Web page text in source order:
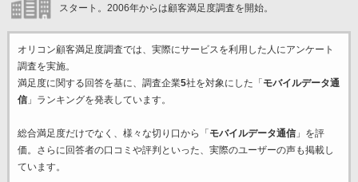
スタート。2006年からは顧客満足度調査を開始。
オリコン顧客満足度調査では、実際にサービスを利用した 人にアンケート
調査を実施。
満足度に関する回答を基に、調査企業5社を対象にした「 モバイルデータ通
信」ランキングを発表しています。
総合満足度だけでなく、様々な切り口から「 モバイルデータ通信」を評
価。さらに回答者の口コミや評判といった、実際のユーザーの声も掲載し
ています。